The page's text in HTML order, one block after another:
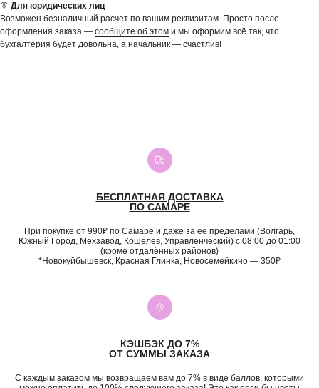
👔 Для юридических лиц
Возможен безналичный расчет по вашим реквизитам. Просто после
оформления заказа — сообщите об этом и мы оформим всё так, что
бухгалтерия будет довольна, а начальник — счастлив!
БЕСПЛАТНАЯ ДОСТАВКА
ПО САМАРЕ
При покупке от 990₽ по Самаре и даже за ее пределами (Волгарь,
Южный Город, Мехзавод, Кошелев, Управленческий) с 08:00 до 01:00
(кроме отдалённых районов)
*Новокуйбышевск, Красная Глинка, Новосемейкино — 350₽
КЭШБЭК ДО 7%
ОТ СУММЫ ЗАКАЗА
С каждым заказом мы возвращаем вам до 7% в виде баллов, которыми